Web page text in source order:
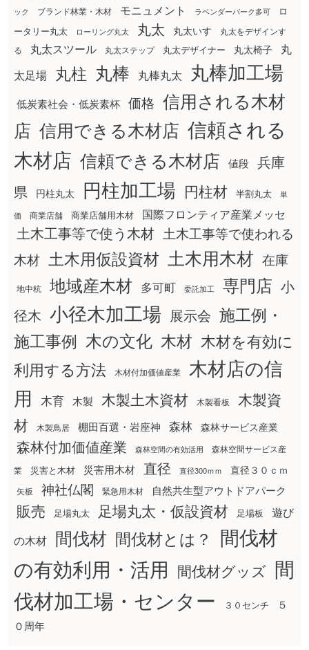
ック ブランド林業・木材 モニュメント ラベンダーパーク多可
ロ
ータリー丸太
ローリング丸太 丸太 丸太いす
丸太をデザインす
る
丸太スツール 丸太ステップ 丸太デザイナー 丸太椅子 丸
太足場 丸柱 丸棒 丸棒丸太 丸棒加工場
低炭素社会・低炭素杯 価格
信用される木材
店 信用できる木材店 信頼される
木材店 信頼できる木材店 値段
兵庫
県
円柱丸太 円柱加工場 円柱材 半割丸太 単
価 商業店舗 商業店舗用木材 国際フロンティア産業メッセ
土木工事等で使う木材
土木工事等で使われる
木材
土木用仮設資材 土木用木材 在庫
地中杭 地域産木材 多可町 委託加工 専門店 小
径木 小径木加工場 展示会 施工例・
施工事例
木の文化 木材 木材を有効に
利用する方法
木材付加価値産業
木材店の信
用
木育 木製 木製土木資材 木製看板
木製資
材
木製鳥居 棚田百選・岩座神 森林 森林サービス産業
森林付加価値産業 森林空間の有効活用 森林空間サービス産
業 災害と木材 災害用木材 直径 直径300ｍｍ 直径３０ｃｍ
矢板 神社仏閣 緊急用木材 自然共生型アウトドアパーク
販売 足場丸太 足場丸太・仮設資材 足場板 遊び
の木材 間伐材 間伐材とは？
間伐材
の有効利用・活用
間伐材グッズ
間
伐材加工場・センター
３０センチ
５
０周年